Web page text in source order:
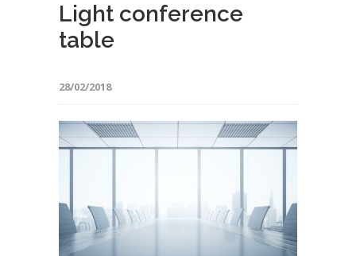
Light conference
table
28/02/2018